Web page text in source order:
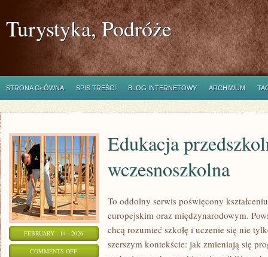
Turystyka, Podróże
STRONA GŁÓWNA SPIS TREŚCI BLOG INTERNETOWY ARCHIWUM
FEBRUARY - 14 - 2026
COMMENTS OFFON
Edukacja
wczesnoszkolna
To oddolny serwis poświęcony
europejskim oraz międzynarodowym.
chcą rozumieć szkołę i uczenie się nie
szerszym kontekście: jak zmieniają się